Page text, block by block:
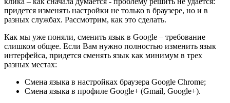
придется изменять настройки не только в браузере, но и в
разных службах. Рассмотрим, как это сделать.
Как мы уже поняли, сменить язык в Google – требование
слишком общее. Если Вам нужно полностью изменить язык
интерфейса, придется сменять язык как минимум в трех
разных местах:
Смена языка в настройках браузера Google Chrome;
Смена языка в профиле Google+ (Gmail, Google+).